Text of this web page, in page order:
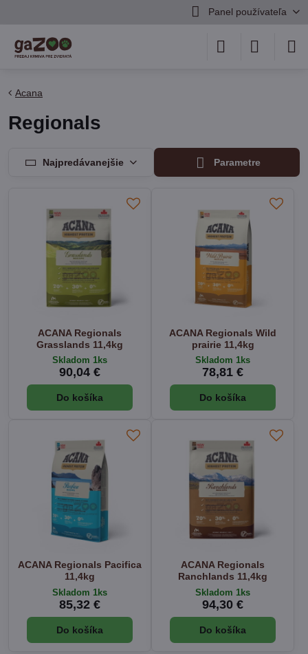
Panel používateľa
Acana
Regionals
Najpredávanejšie Parametre
ACANA Regionals
Grasslands 11,4kg
Skladom 1ks
90,04 €
Do košíka
ACANA Regionals Wild
prairie 11,4kg
Skladom 1ks
78,81 €
Do košíka
ACANA Regionals Pacifica
11,4kg
Skladom 1ks
85,32 €
Do košíka
ACANA Regionals
Ranchlands 11,4kg
Skladom 1ks
94,30 €
Do košíka